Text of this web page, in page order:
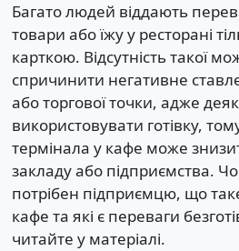
Багато людей віддають
товари або їжу у ресторані
карткою. Відсутність такої
спричинити негативне
або торгової точки, адже
використовувати готівку,
термінала у кафе може
закладу або підприємства.
потрібен підприємцю, що
кафе та які є переваги
читайте у матеріалі.